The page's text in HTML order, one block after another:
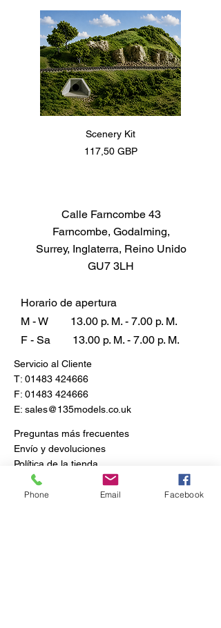
Scenery Kit
Precio
117,50 GBP
Calle Farncombe 43
Farncombe, Godalming,
Surrey, Inglaterra, Reino Unido
GU7 3LH
Horario de apertura
M - W
13.00 p. M. - 7.00 p. M.
F - Sa
13.00 p. M. - 7.00 p. M.
Servicio al Cliente
T: 01483 424666
F: 01483 424666
E: sales@135models.co.uk
Preguntas más frecuentes
Envío y devoluciones
Política de la tienda
Phone Email Facebook